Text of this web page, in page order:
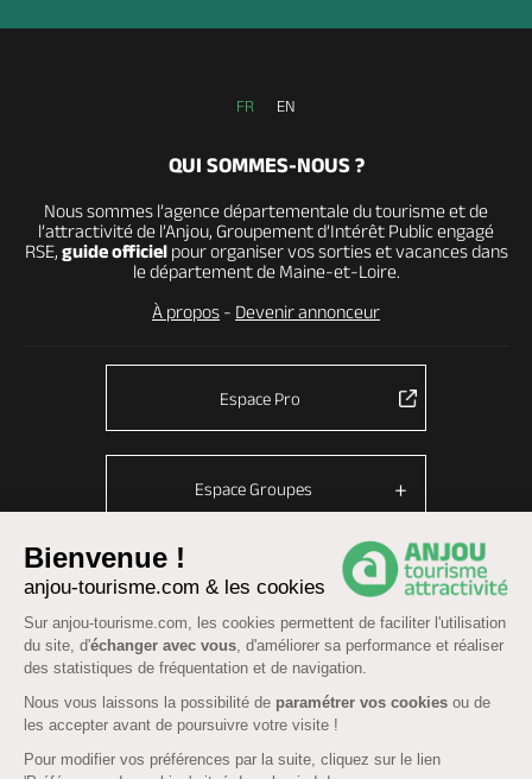
Bienvenue !
anjou-tourisme.com & les cookies
Sur anjou-tourisme.com, les cookies permettent de faciliter l'utilisation
du site, d'échanger avec vous, d'améliorer sa performance et réaliser
des statistiques de fréquentation et de navigation.
Nous vous laissons la possibilité de paramétrer vos cookies ou de
les accepter avant de poursuivre votre visite !
Pour modifier vos préférences par la suite, cliquez sur le lien
FR EN
QUI SOMMES-NOUS ?
Nous sommes l’agence départementale du tourisme et de
l’attractivité de l’Anjou, Groupement d’Intérêt Public engagé
RSE, guide officielpour organiser vos sorties et vacances dans
le département de Maine-et-Loire.
À propos - Devenir annonceur
Espace Pro
Espace Groupes
© Anjou tourisme 2026 -Plan du site-Fonctionnement du site
Mentions légales Données personnelles
CGU Réservation-Accessibilité : partiellement conforme